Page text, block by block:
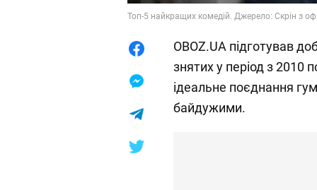
Топ-5 найкращих комедій. Джерело: Скрін з
OBOZ.UA підготував
знятих у період з 2010
ідеальне поєднання
байдужими.